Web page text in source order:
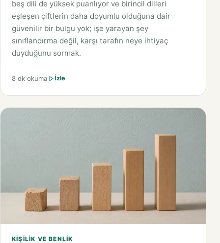
beş dili de yüksek puanlıyor ve birincil dilleri
eşleşen çiftlerin daha doyumlu olduğuna dair
güvenilir bir bulgu yok; işe yarayan şey
sınıflandırma değil, karşı tarafın neye ihtiyaç
duyduğunu sormak.
8 dk okuma İzle
KIŞILIK VE BENLIK